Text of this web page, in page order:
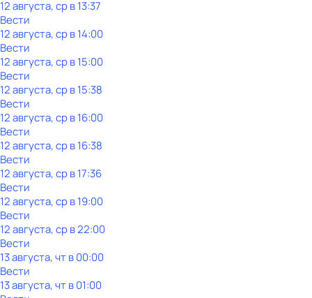
12 августа, ср в 13:37
Вести
12 августа, ср в 14:00
Вести
12 августа, ср в 15:00
Вести
12 августа, ср в 15:38
Вести
12 августа, ср в 16:00
Вести
12 августа, ср в 16:38
Вести
12 августа, ср в 17:36
Вести
12 августа, ср в 19:00
Вести
12 августа, ср в 22:00
Вести
13 августа, чт в 00:00
Вести
13 августа, чт в 01:00